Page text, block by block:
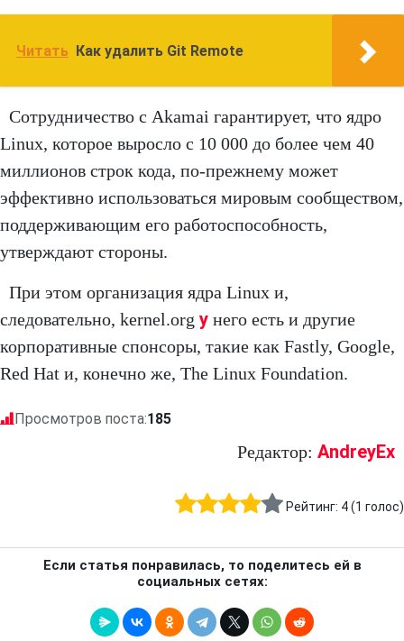
Читать Как удалить Git Remote
Сотрудничество с Akamai гарантирует, что ядро
Linux, которое выросло с 10 000 до более чем 40
миллионов строк кода, по-прежнему может
эффективно использоваться мировым сообществом,
поддерживающим его работоспособность,
утверждают стороны.
При этом организация ядра Linux и,
следовательно, kernel.org у него есть и другие
корпоративные спонсоры, такие как Fastly, Google,
Red Hat и, конечно же, The Linux Foundation.
Просмотров поста:185
Редактор: AndreyEx
Рейтинг: 4(1 голос)
Если статья понравилась, то поделитесь ей в
социальных сетях: